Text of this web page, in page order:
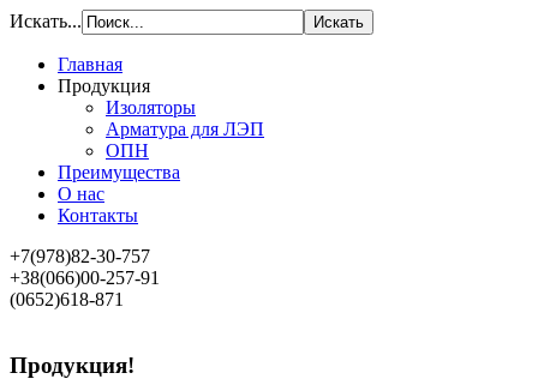
Искать...
Главная
Продукция
Изоляторы
Арматура для ЛЭП
ОПН
Преимущества
О нас
Контакты
+7(978)82-30-757
+38(066)00-257-91
(0652)618-871
Продукция!